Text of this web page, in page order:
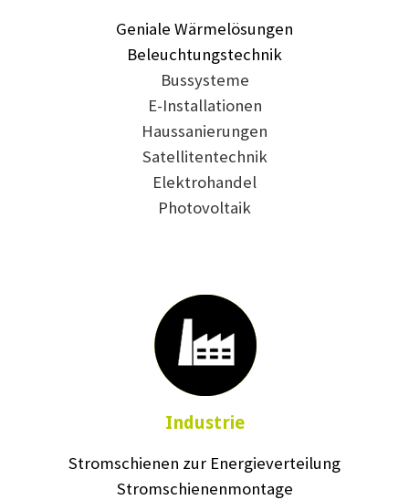
Geniale Wärmelösungen
Beleuchtungstechnik
Bussysteme
E-Installationen
Haussanierungen
Satellitentechnik
Elektrohandel
Photovoltaik
Industrie
Stromschienen zur Energieverteilung
Stromschienenmontage